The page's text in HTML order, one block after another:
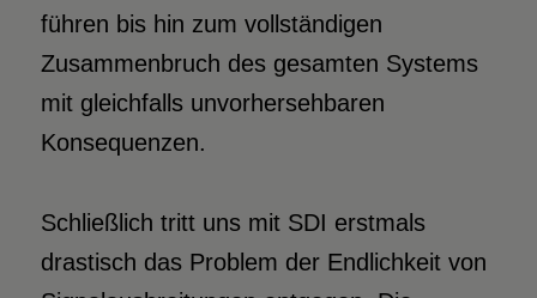
führen bis hin zum vollständigen
Zusammenbruch des gesamten Systems
mit gleichfalls unvorhersehbaren
Konsequenzen.
Schließlich tritt uns mit SDI erstmals
drastisch das Problem der Endlichkeit von